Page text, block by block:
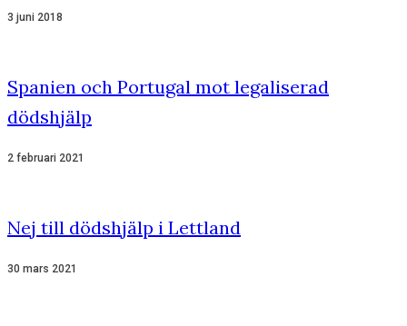
3 juni 2018
Spanien och Portugal mot legaliserad
dödshjälp
2 februari 2021
Nej till dödshjälp i Lettland
30 mars 2021